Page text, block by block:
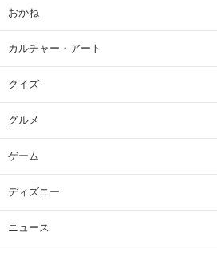
おかね
カルチャー・アート
クイズ
グルメ
ゲーム
ディズニー
ニュース